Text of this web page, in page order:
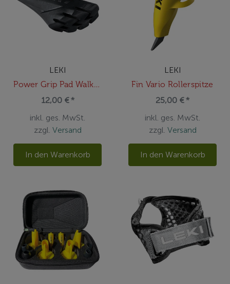
LEKI
Power Grip Pad Walking
12,00 € *
inkl. ges. MwSt.
zzgl. Versand
In den Warenkorb
LEKI
Fin Vario Rollerspitze
25,00 € *
inkl. ges. MwSt.
zzgl. Versand
In den Warenkorb